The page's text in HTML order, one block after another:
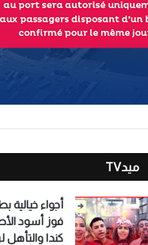
ميدTV
أجواء خيالية
فوز أسود
كندا والتأهل